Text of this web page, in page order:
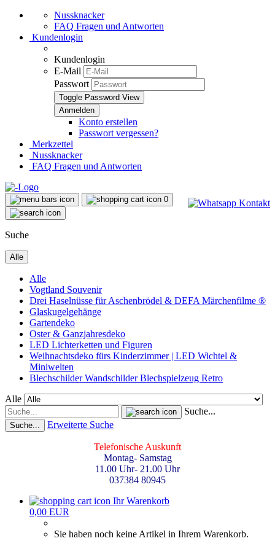
Nussknacker
FAQ Fragen und Antworten
Kundenlogin
Kundenlogin
E-Mail
Passwort
Toggle Password View
Konto erstellen
Passwort vergessen?
Merkzettel
Nussknacker
FAQ Fragen und Antworten
0
Suche
Alle
Alle
Vogtland Souvenir
Drei Haselnüsse für Aschenbrödel & DEFA Märchenfilme ®
Glaskugelgehänge
Gartendeko
Oster & Ganzjahresdeko
LED Lichterketten und Figuren
Weihnachtsdeko fürs Kinderzimmer | LED Wichtel &
Miniwelten
Blechschilder Wandschilder Blechspielzeug Retro
Alle
Suche...
Suche... Erweiterte Suche
Telefonische Auskunft
Montag- Samstag
11.00 Uhr- 21.00 Uhr
037384 80945
Ihr Warenkorb
0,00 EUR
Sie haben noch keine Artikel in Ihrem Warenkorb.